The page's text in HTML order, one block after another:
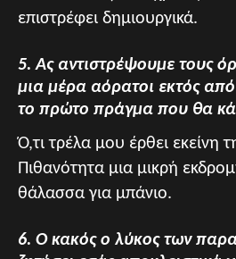
επιστρέφει δημιουργικά.
5. Ας αντιστρέψουμε τους
μια μέρα αόρατοι εκτός από
το πρώτο πράγμα που θα
Ό,τι τρέλα μου έρθει εκείνη
Πιθανότητα μια μικρή
θάλασσα για μπάνιο.
6. Ο κακός ο λύκος των